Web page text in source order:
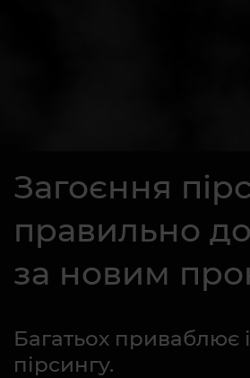
Загоєння
правильно
за новим
Багатьох приваблює
пірсингу.